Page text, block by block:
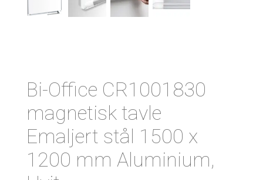
Bi-Office CR1001830
magnetisk tavle
Emaljert stål 1500 x
1200 mm Aluminium,